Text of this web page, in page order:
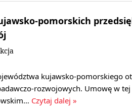
pomorskich
kujawsko-pomorskiego
rozwojowych. Umowę w
Czytaj dalej »